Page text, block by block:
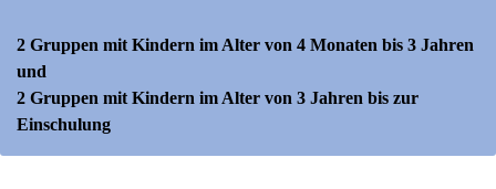
2 Gruppen mit Kindern im Alter von 4 Monaten bis 3 Jahren
und
2 Gruppen mit Kindern im Alter von 3 Jahren bis zur
Einschulung